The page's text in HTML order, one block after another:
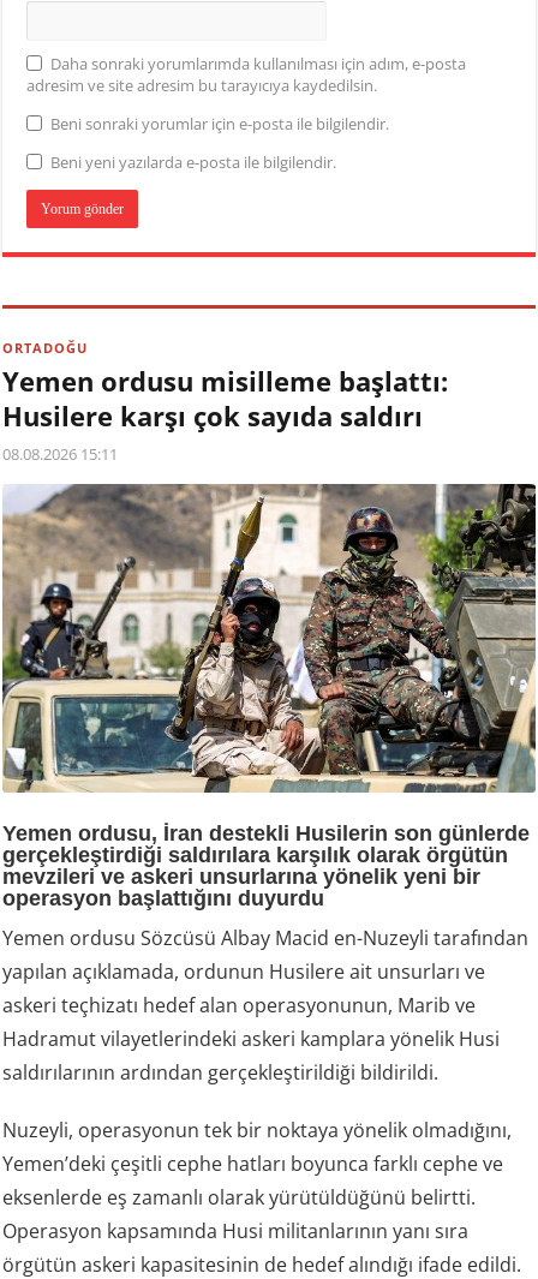
Daha sonraki yorumlarımda kullanılması için adım, e-posta
adresim ve site adresim bu tarayıcıya kaydedilsin.
Beni sonraki yorumlar için e-posta ile bilgilendir.
Beni yeni yazılarda e-posta ile bilgilendir.
ORTADOĞU
Yemen ordusu misilleme başlattı:
Husilere karşı çok sayıda saldırı
08.08.2026 15:11
Yemen ordusu, İran destekli Husilerin son günlerde
gerçekleştirdiği saldırılara karşılık olarak örgütün
mevzileri ve askeri unsurlarına yönelik yeni bir
operasyon başlattığını duyurdu
Yemen ordusu Sözcüsü Albay Macid en-Nuzeyli tarafından
yapılan açıklamada, ordunun Husilere ait unsurları ve
askeri teçhizatı hedef alan operasyonunun, Marib ve
Hadramut vilayetlerindeki askeri kamplara yönelik Husi
saldırılarının ardından gerçekleştirildiği bildirildi.
Nuzeyli, operasyonun tek bir noktaya yönelik olmadığını,
Yemen’deki çeşitli cephe hatları boyunca farklı cephe ve
eksenlerde eş zamanlı olarak yürütüldüğünü belirtti.
Operasyon kapsamında Husi militanlarının yanı sıra
örgütün askeri kapasitesinin de hedef alındığı ifade edildi.